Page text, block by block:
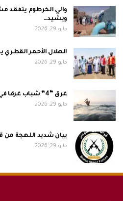
والي الخرطوم يتفقد
ويشيد…
مايو 29, 2026
الهلال الأحمر القطري
مايو 29, 2026
غرق “4” شباب غرقا في جزيرة الرمل…
مايو 29, 2026
بيان شديد اللهجة من
مايو 29, 2026